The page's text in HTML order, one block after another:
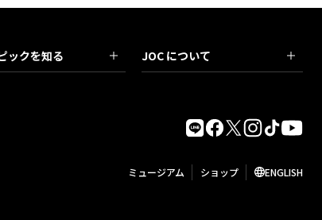
ックを知る JOC について
ミュージアム ショップ ENGLISH